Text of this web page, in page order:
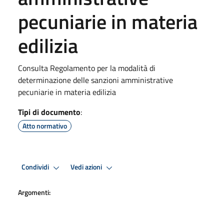
pecuniarie in materia
edilizia
Consulta Regolamento per la modalità di
determinazione delle sanzioni amministrative
pecuniarie in materia edilizia
Tipi di documento:
Atto normativo
Condividi Vedi azioni
Argomenti: